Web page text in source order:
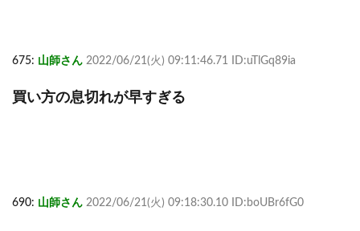
675: 山師さん 2022/06/21(火) 09:11:46.71 ID:uTlGq89ia
買い方の息切れが早すぎる
690: 山師さん 2022/06/21(火) 09:18:30.10 ID:boUBr6fG0